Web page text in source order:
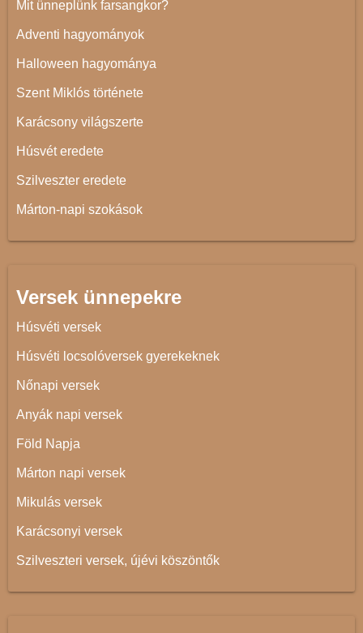
Mit ünneplünk farsangkor?
Adventi hagyományok
Halloween hagyománya
Szent Miklós története
Karácsony világszerte
Húsvét eredete
Szilveszter eredete
Márton-napi szokások
Versek ünnepekre
Húsvéti versek
Húsvéti locsolóversek gyerekeknek
Nőnapi versek
Anyák napi versek
Föld Napja
Márton napi versek
Mikulás versek
Karácsonyi versek
Szilveszteri versek, újévi köszöntők